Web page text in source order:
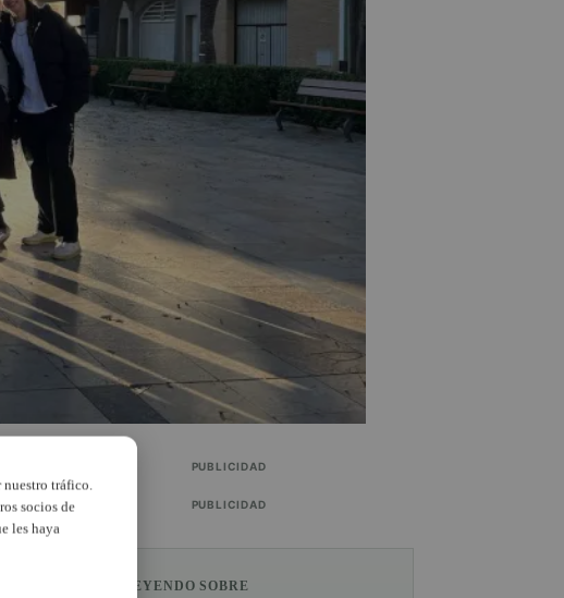
PUBLICIDAD
PUBLICIDAD
ESTÁS LEYENDO SOBRE
tráfico.
socios de
les haya